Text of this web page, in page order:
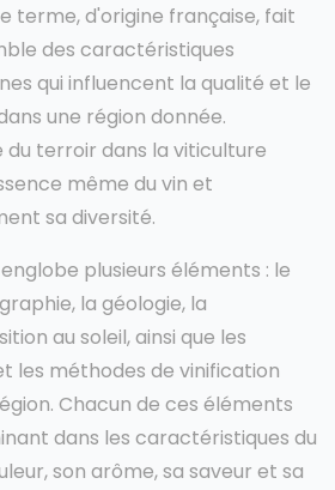
terme, d'origine française, fait
des caractéristiques
qui influencent la qualité et le
une région donnée.
terroir dans la viticulture
même du vin et
sa diversité.
plusieurs éléments : le
la géologie, la
au soleil, ainsi que les
les méthodes de vinification
Chacun de ces éléments
dans les caractéristiques du
son arôme, sa saveur et sa